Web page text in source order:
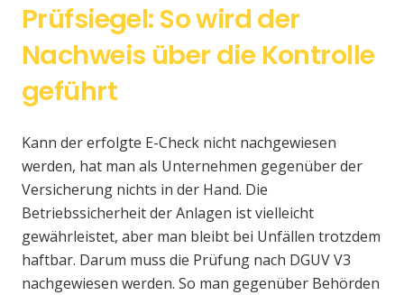
Prüfsiegel: So wird der
Nachweis über die Kontrolle
geführt
Kann der erfolgte E-Check nicht nachgewiesen
werden, hat man als Unternehmen gegenüber der
Versicherung nichts in der Hand. Die
Betriebssicherheit der Anlagen ist vielleicht
gewährleistet, aber man bleibt bei Unfällen trotzdem
haftbar. Darum muss die Prüfung nach DGUV V3
nachgewiesen werden. So man gegenüber Behörden